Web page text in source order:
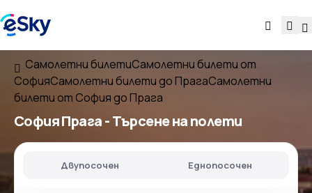
Самолетни билетиСамолетни билети от
СофияСамолетни билети до ПрагаСамолетни
билети от София до Прага
София Прага- Търсене на полети
Двупосочен Еднопосочен